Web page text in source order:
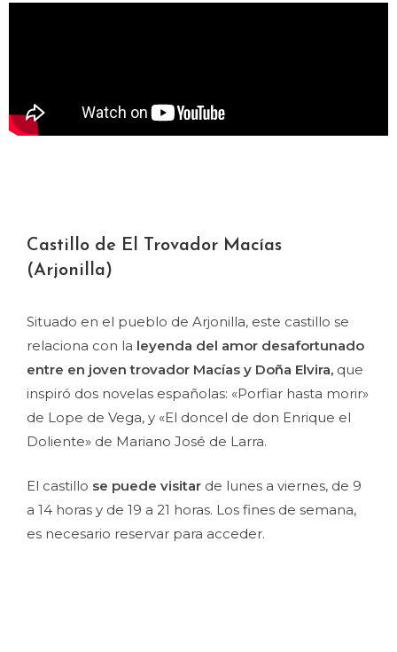
Castillo de El Trovador Macías
(Arjonilla)
Situado en el pueblo de Arjonilla, este castillo se
relaciona con la leyenda del amor desafortunado
entre en joven trovador Macías y Doña Elvira, que
inspiró dos novelas españolas: «Porfiar hasta morir»
de Lope de Vega, y «El doncel de don Enrique el
Doliente» de Mariano José de Larra.
El castillo se puede visitar de lunes a viernes, de 9
a 14 horas y de 19 a 21 horas. Los fines de semana,
es necesario reservar para acceder.